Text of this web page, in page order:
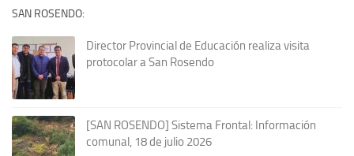
SAN ROSENDO:
Director Provincial de Educación realiza visita
protocolar a San Rosendo
[SAN ROSENDO] Sistema Frontal: Información
comunal, 18 de julio 2026